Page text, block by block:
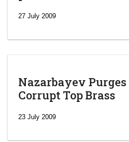
27 July 2009
Nazarbayev
Corrupt Top Brass
23 July 2009